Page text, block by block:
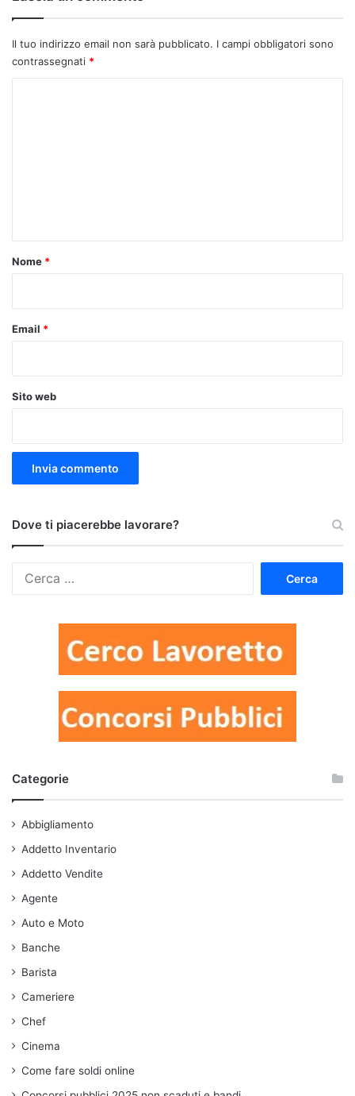
Il tuo indirizzo email non sarà pubblicato. I campi obbligatori sono
contrassegnati *
o
Nome *
Email *
Sito web
Dove ti piacerebbe lavorare?
Categorie
Abbigliamento
Addetto Inventario
Addetto Vendite
Agente
Auto e Moto
Banche
Barista
Cameriere
Chef
Cinema
Come fare soldi online